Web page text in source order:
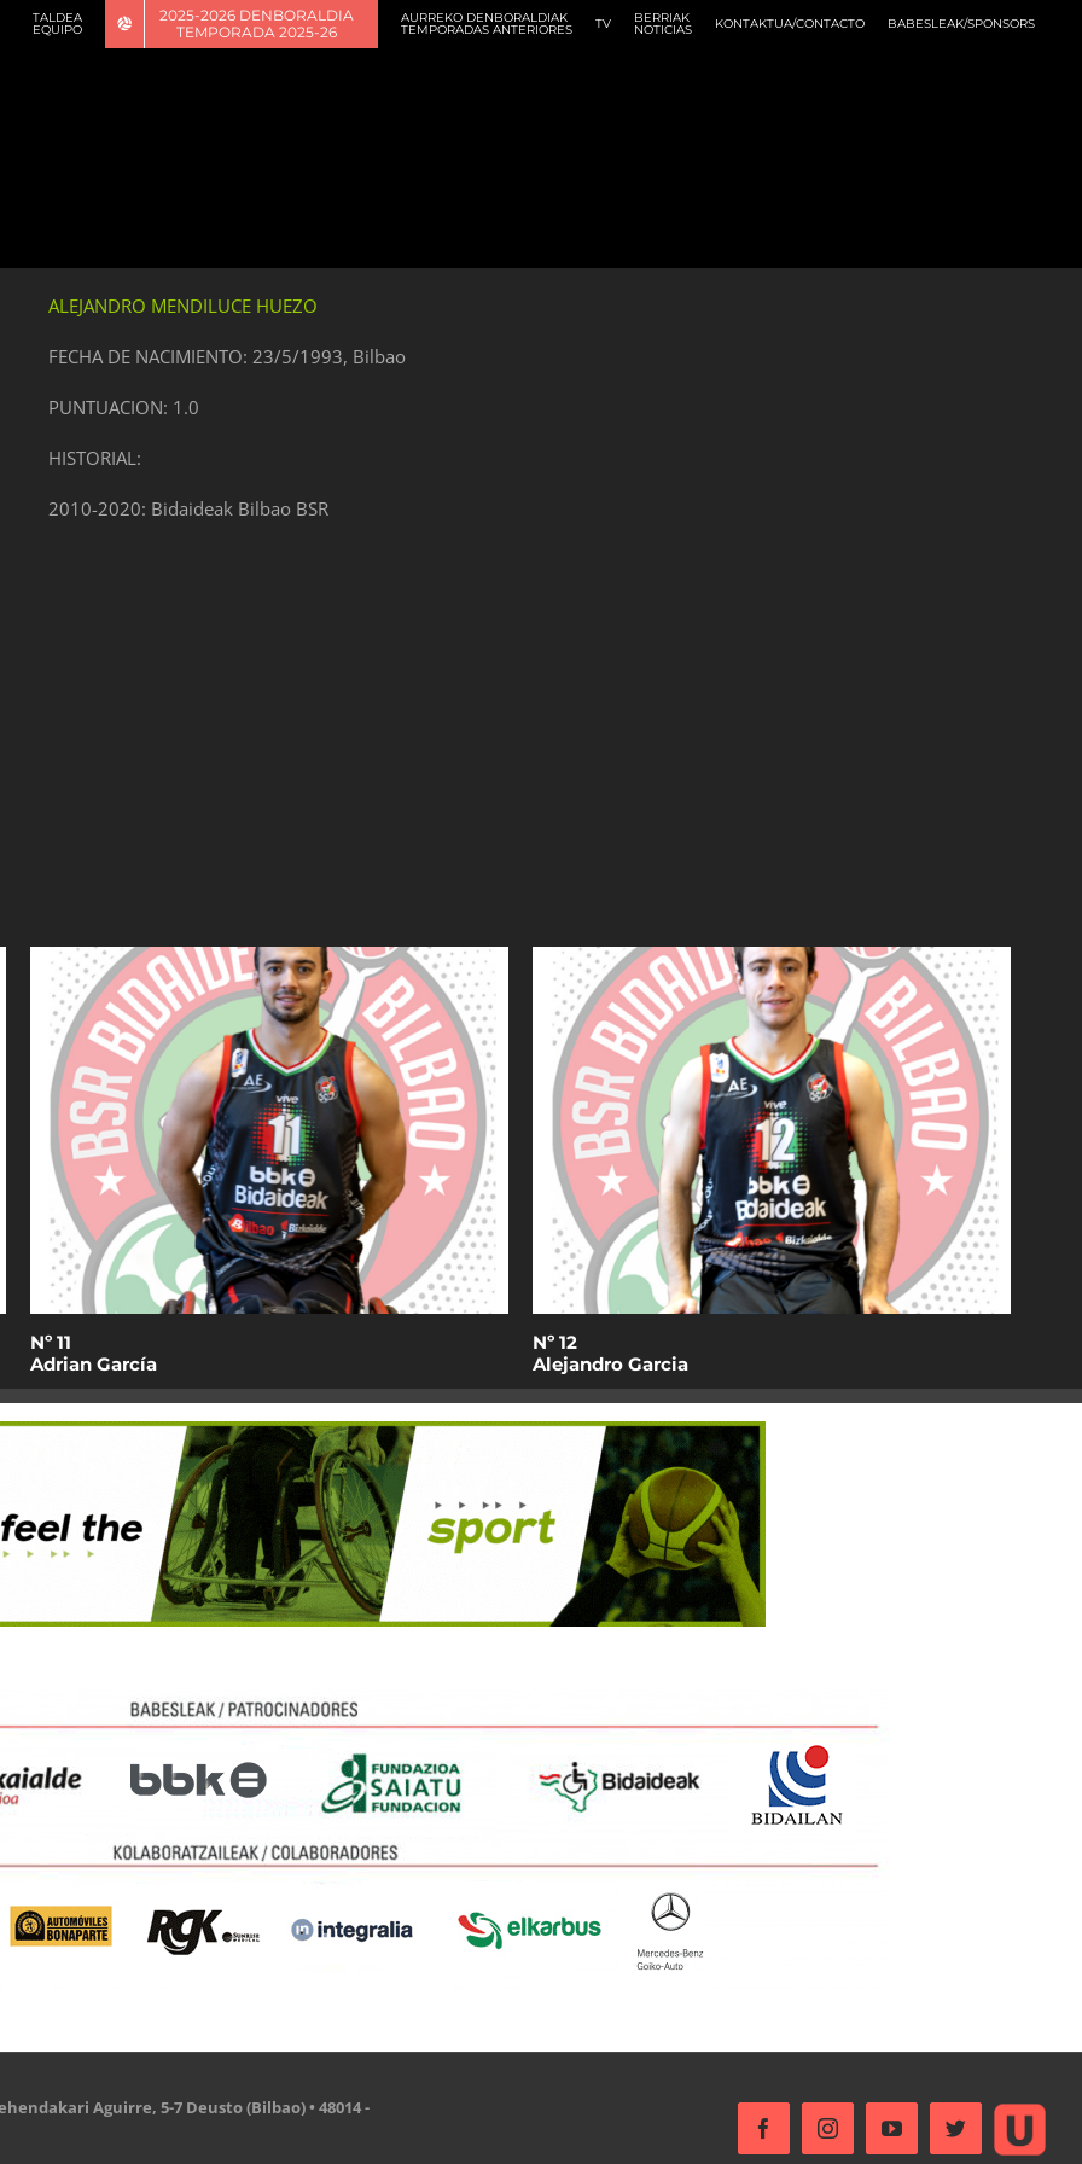
TALDEA
EQUIPO
2025-2026 DENBORALDIA
TEMPORADA 2025-26
AURREKO DENBORALDIAK
TEMPORADAS ANTERIORES TV BERRIAK
NOTICIAS KONTAKTUA/CONTACTO BABESLEAK/SPONSORS
ALEJANDRO MENDILUCE HUEZO
FECHA DE NACIMIENTO: 23/5/1993, Bilbao
PUNTUACION: 1.0
HISTORIAL:
2010-2020: Bidaideak Bilbao BSR
Aguirre, 5-7 Deusto (Bilbao) • 48014 -
FacebookInstagramYouTubeTwitter
Ustream